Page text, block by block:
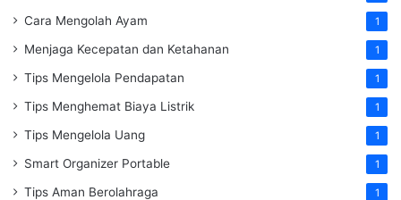
Cara Mengolah Ayam 1
Menjaga Kecepatan dan Ketahanan 1
Tips Mengelola Pendapatan 1
Tips Menghemat Biaya Listrik 1
Tips Mengelola Uang 1
Smart Organizer Portable 1
Tips Aman Berolahraga 1